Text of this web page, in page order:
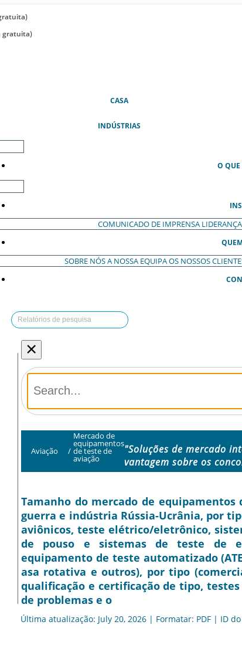
gratuita)
CASA(ATUAL)
INDÚSTRIAS
O QUE
COMUNICADO DE IMPRENSA
SOBRE NÓSA NOSSA EQUIPAOS NOSSOS
×
Aviação /
Mercado de
equipamentos
de teste de
aviação
"Soluções de mercado
vantagem sobre os
Tamanho do mercado de
guerra e indústria Rússia-Ucrânia, por
aviônicos, teste elétrico/eletrônico,
de pouso e sistemas de teste de
equipamento de teste automatizado
asa rotativa e outros), por tipo
qualificação e certificação de tipo,
de problemas e o
Última atualização: July 20, 2026 | Formatar: PDF | ID